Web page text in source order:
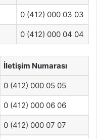
0 (412) 000 03 03
0 (412) 000 04 04
İletişim Numarası
0 (412) 000 05 05
0 (412) 000 06 06
0 (412) 000 07 07